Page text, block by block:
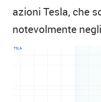
azioni Tesla, che
notevolmente